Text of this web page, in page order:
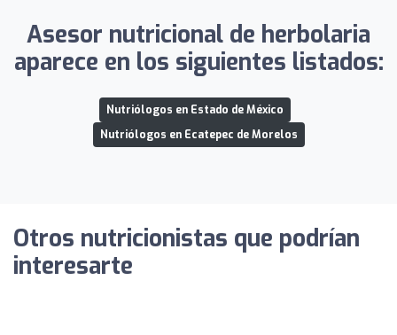
Asesor nutricional de herbolaria
aparece en los siguientes listados:
Nutriólogos en Estado de México
Nutriólogos en Ecatepec de Morelos
Otros nutricionistas que podrían
interesarte